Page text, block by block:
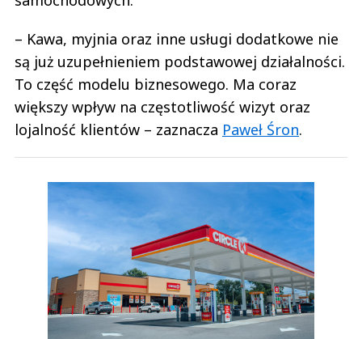
– Kawa, myjnia oraz inne usługi dodatkowe nie
są już uzupełnieniem podstawowej działalności.
To część modelu biznesowego. Ma coraz
większy wpływ na częstotliwość wizyt oraz
lojalność klientów – zaznacza Paweł Śron.